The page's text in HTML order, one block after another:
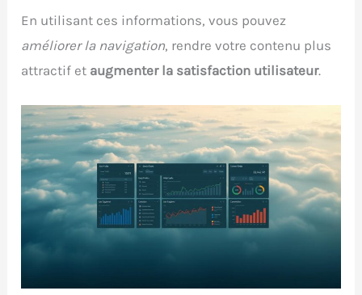
En utilisant ces informations, vous pouvez
améliorer la navigation, rendre votre contenu plus
attractif et augmenter la satisfaction utilisateur.